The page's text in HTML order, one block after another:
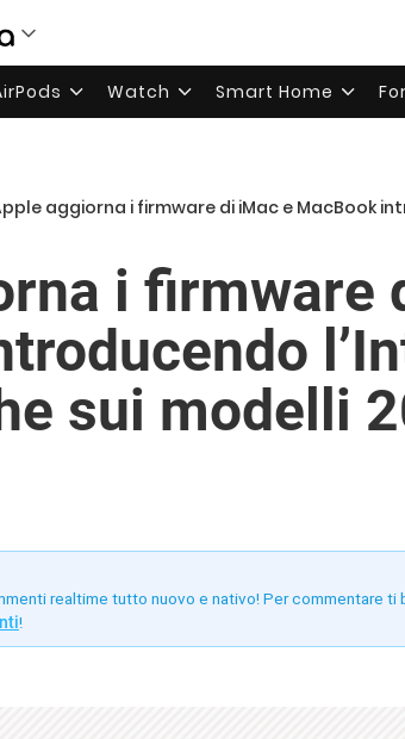
Watch Smart Home
aggiorna i firmware di iMac e MacBook
i firmware
sui modelli
realtime tutto nuovo e nativo! Per commentare
!